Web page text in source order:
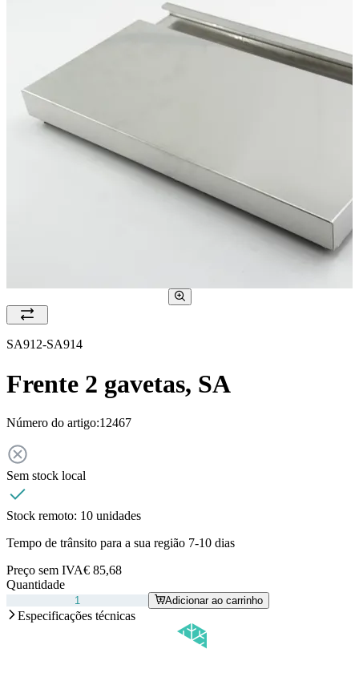
SA912-SA914
Frente 2 gavetas, SA
Número do artigo:12467
Sem stock local
Stock remoto: 10 unidades
Tempo de trânsito para a sua região 7-10 dias
Preço sem IVA€ 85,68
Quantidade
Adicionar ao carrinho
Especificações técnicas